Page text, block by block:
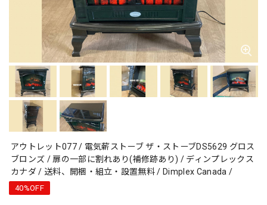
アウトレット077 / 電気薪ストーブ ザ・ストーブDS5629 グロス
ブロンズ / 扉の一部に割れあり(補修跡あり) / ディンプレックス
カナダ / 送料、開梱・組立・設置無料 / Dimplex Canada /
40%OFF